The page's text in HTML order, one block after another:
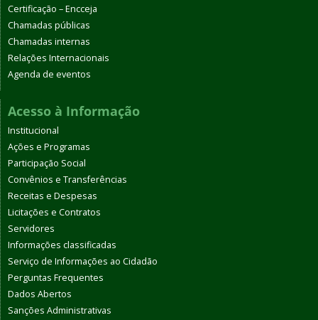
Certificação – Encceja
Chamadas públicas
Chamadas internas
Relações Internacionais
Agenda de eventos
Acesso à Informação
Institucional
Ações e Programas
Participação Social
Convênios e Transferências
Receitas e Despesas
Licitações e Contratos
Servidores
Informações classificadas
Serviço de Informações ao Cidadão
Perguntas Frequentes
Dados Abertos
Sanções Administrativas